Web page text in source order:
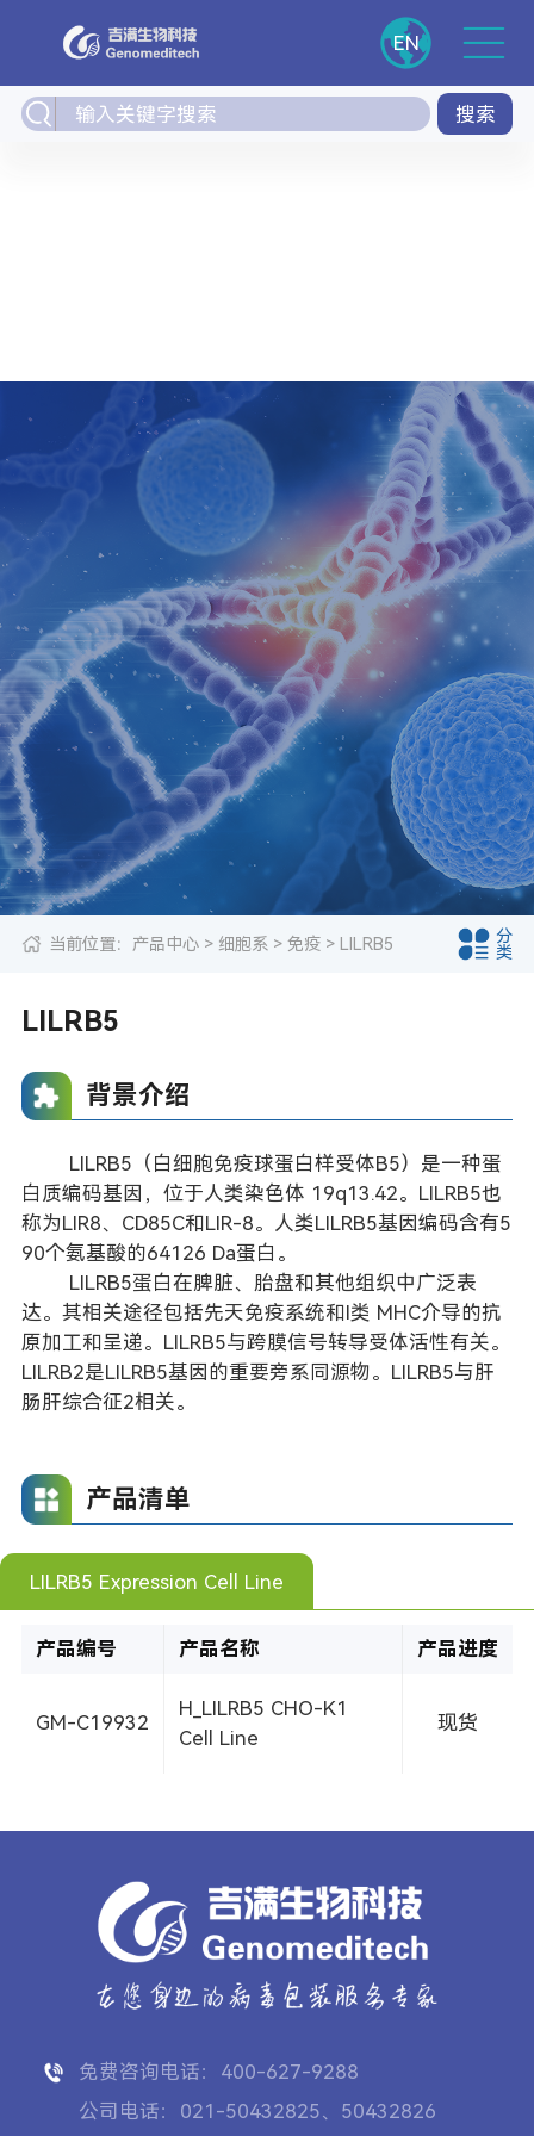
EN
搜索
当前位置： 产品中心> 细胞系 > 免疫> LILRB5
分
类
LILRB5
背景介绍
LILRB5（白细胞免疫球蛋白样受体B5）是一种蛋
白质编码基因，位于人类染色体 19q13.42。LILRB5也
称为LIR8、CD85C和LIR-8。人类LILRB5基因编码含有5
90个氨基酸的64126 Da蛋白。
LILRB5蛋白在脾脏、胎盘和其他组织中广泛表
达。其相关途径包括先天免疫系统和I类 MHC介导的抗
原加工和呈递。LILRB5与跨膜信号转导受体活性有关。
LILRB2是LILRB5基因的重要旁系同源物。LILRB5与肝
肠肝综合征2相关。
产品清单
LILRB5 Expression Cell Line
产品编号 产品名称 产品进度
GM-C19932
H_LILRB5 CHO-K1
Cell Line
现货
免费咨询电话：400-627-9288
公司电话：021-50432825、50432826